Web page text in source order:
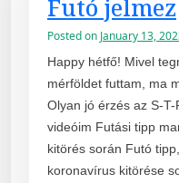
Futó jelmez
Posted on January 13,
Happy hétfő! Mivel
mérföldet futtam, ma
Olyan jó érzés az S-
videóim Futási tipp
kitörés során Futó
koronavírus kitörése